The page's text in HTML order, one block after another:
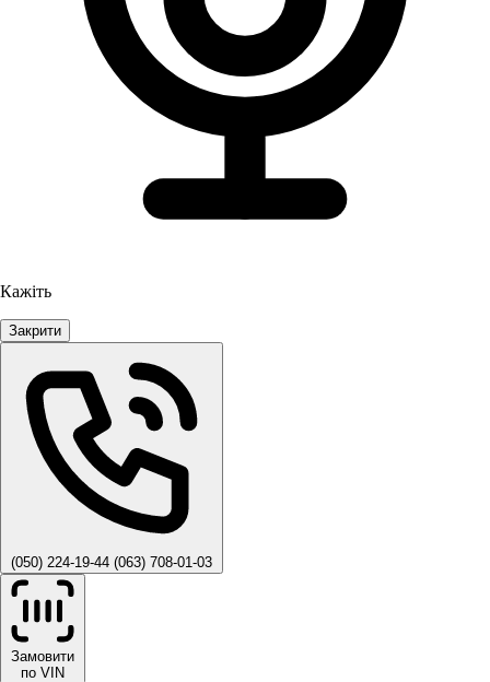
Кажіть
Закрити
(050) 224-19-44 (063) 708-01-03
Замовити
по VIN